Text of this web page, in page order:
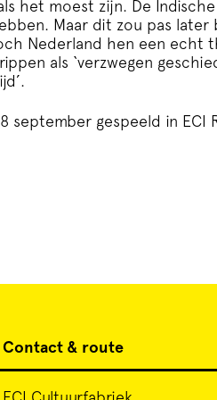
het moest zijn. De
Maar dit zou pas
Nederland hen een echt
als ‘verzwegen
september gespeeld in ECI
Contact & route